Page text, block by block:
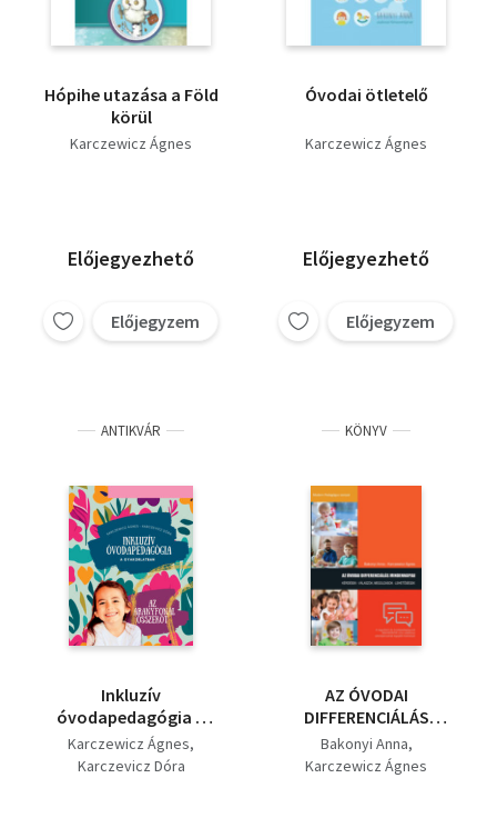
Hópihe utazása a Föld
körül
Karczewicz Ágnes
Előjegyezhető
Előjegyzem
Óvodai ötletelő
Karczewicz Ágnes
Előjegyezhető
Előjegyzem
ANTIKVÁR
Inkluzív
óvodapedagógia a
gyakorlatban
Karczewicz Ágnes
Karczevicz Dóra
KÖNYV
AZ ÓVODAI
DIFFERENCIÁLÁS
MINDENNAPJAI
Bakonyi Anna
Karczewicz Ágnes